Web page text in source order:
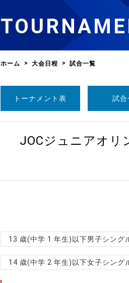
公式大会優勝記録
大会・試合
TV・メディア情報
競技者(パスウェイ)・審判
その他
男子ナショナルチーム選
女子ナショナルチーム選
強化スタッフ
卓球の基本的なルール
卓球用語集
協会会員登録
審判
公認品一覧
公認メーカー一覧
卓球協会のミッション
沿革・組織図
規程・お見舞い制度
ハンドブックデータ
国際交流届申込みフォーム
競技ウエアチーム名申請
審判員ネームプレート制作
申込
ホーム 大会日程 試合一覧
トーナメント表 試合
JOCジュニアオリ
13 歳(中学 1 年生)以下男子シング
14 歳(中学 2 年生)以下女子シング